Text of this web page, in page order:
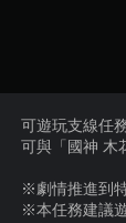
可遊玩支線任
可與「國神 木
※劇情推進到
※本任務建議